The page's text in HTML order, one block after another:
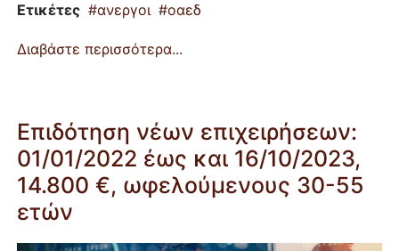
Ετικέτες ανεργοι οαεδ
Διαβάστε περισσότερα...
Επιδότηση νέων επιχειρήσεων:
01/01/2022 έως και 16/10/2023,
14.800 €, ωφελούμενους 30-55
ετών